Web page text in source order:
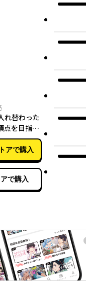
02月17日
れ替わった
点を目指し
アで購入
で購入